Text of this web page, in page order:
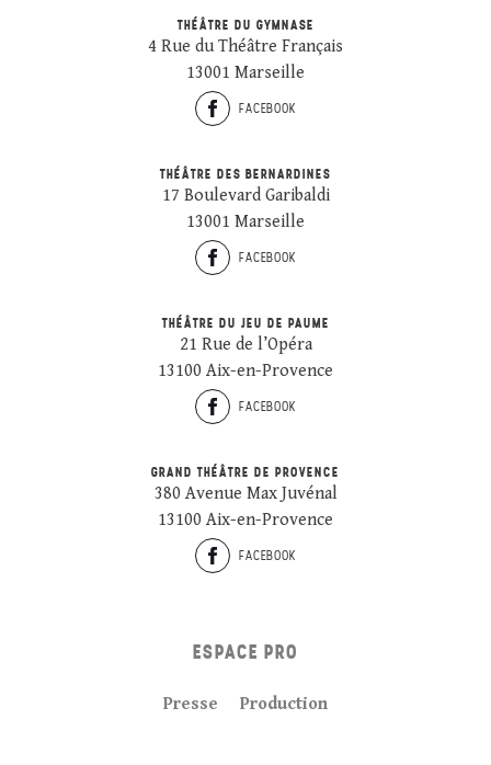
THÉÂTRE DU GYMNASE
4 Rue du Théâtre Français
13001 Marseille
FACEBOOK
THÉÂTRE DES BERNARDINES
17 Boulevard Garibaldi
13001 Marseille
FACEBOOK
THÉÂTRE DU JEU DE PAUME
21 Rue de l’Opéra
13100 Aix-en-Provence
FACEBOOK
GRAND THÉÂTRE DE PROVENCE
380 Avenue Max Juvénal
13100 Aix-en-Provence
FACEBOOK
ESPACE PRO
Presse Production